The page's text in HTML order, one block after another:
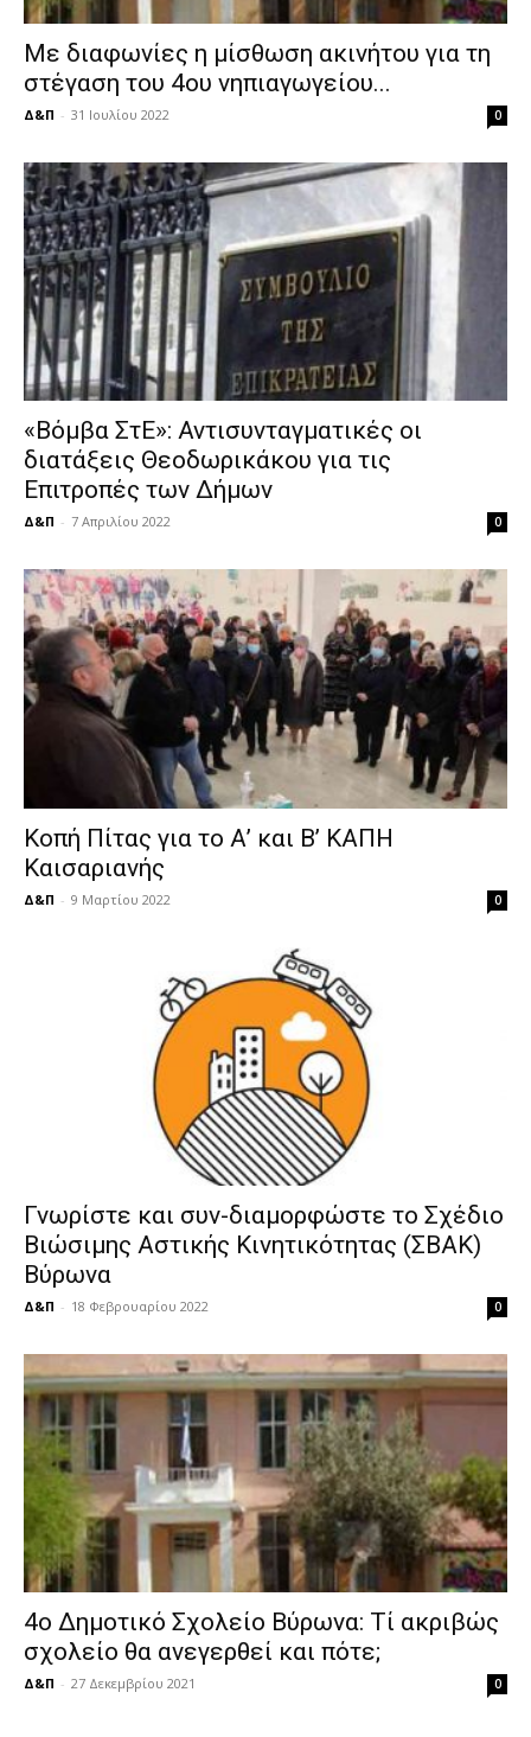
Με διαφωνίες η μίσθωση ακινήτου για τη
στέγαση του 4ου νηπιαγωγείου...
Δ&Π - 31 Ιουλίου 2022 0
«Βόμβα ΣτΕ»: Αντισυνταγματικές οι
διατάξεις Θεοδωρικάκου για τις
Επιτροπές των Δήμων
Δ&Π - 7 Απριλίου 2022 0
Κοπή Πίτας για το Α’ και Β’ ΚΑΠΗ
Καισαριανής
Δ&Π - 9 Μαρτίου 2022 0
Γνωρίστε και συν-διαμορφώστε το Σχέδιο
Βιώσιμης Αστικής Κινητικότητας (ΣΒΑΚ)
Βύρωνα
Δ&Π - 18 Φεβρουαρίου 2022 0
4ο Δημοτικό Σχολείο Βύρωνα: Τί ακριβώς
σχολείο θα ανεγερθεί και πότε;
Δ&Π - 27 Δεκεμβρίου 2021 0